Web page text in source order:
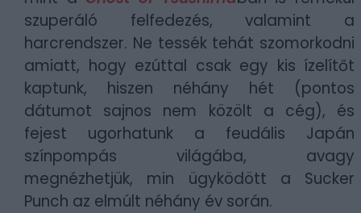
szuperáló felfedezés, valamint a
harcrendszer. Ne tessék tehát szomorkodni
amiatt, hogy ezúttal csak egy kis ízelítőt
kaptunk, hiszen néhány hét (pontos
dátumot sajnos nem közölt a cég), és
fejest ugorhatunk a feudális Japán
színpompás világába, avagy
megnézhetjük, min ügyködött a Sucker
Punch az elmúlt néhány év során.